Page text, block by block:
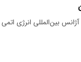
بین‌المللی انرژی اتمی